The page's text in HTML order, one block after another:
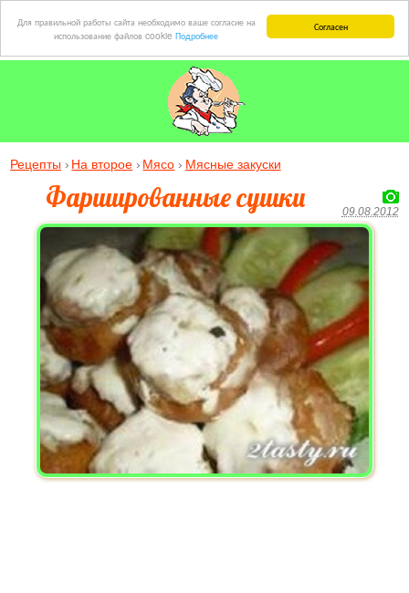
Согласен
Для правильной работы сайта необходимо ваше согласие на
использование файлов cookie Подробнее
Рецепты На второе Мясо Мясные закуски
Фаршированные сушки 09.08.2012